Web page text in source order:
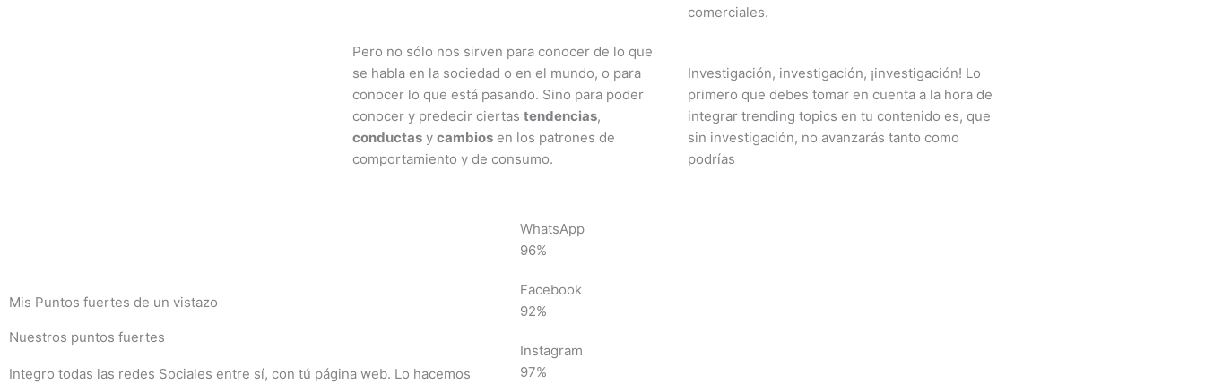
Pero no sólo nos sirven para conocer de lo que
se habla en la sociedad o en el mundo, o para
conocer lo que está pasando. Sino para poder
conocer y predecir ciertastendencias,
conductas ycambios en los patrones de
comportamiento y de consumo.
comerciales.
Investigación, investigación, ¡investigación! Lo
primero que debes tomar en cuenta a la hora de
integrar trending topics en tu contenido es, que
sin investigación, no avanzarás tanto como
podrías
Mis Puntos fuertes de un vistazo
Nuestros puntos fuertes
Integro todas las redes Sociales entre sí, con tú página web. Lo hacemos
WhatsApp
96%
Facebook
92%
Instagram
97%